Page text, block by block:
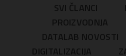
SVI ČLANCI
PROIZVODNJA
DATALAB NOVOSTI
DIGITALIZACIJA